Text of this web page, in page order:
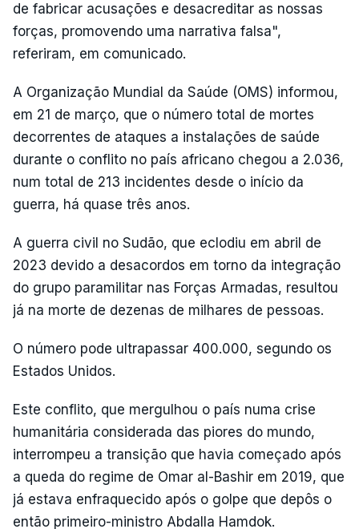
de fabricar acusações e desacreditar as nossas
forças, promovendo uma narrativa falsa",
referiram, em comunicado.
A Organização Mundial da Saúde (OMS) informou,
em 21 de março, que o número total de mortes
decorrentes de ataques a instalações de saúde
durante o conflito no país africano chegou a 2.036,
num total de 213 incidentes desde o início da
guerra, há quase três anos.
A guerra civil no Sudão, que eclodiu em abril de
2023 devido a desacordos em torno da integração
do grupo paramilitar nas Forças Armadas, resultou
já na morte de dezenas de milhares de pessoas.
O número pode ultrapassar 400.000, segundo os
Estados Unidos.
Este conflito, que mergulhou o país numa crise
humanitária considerada das piores do mundo,
interrompeu a transição que havia começado após
a queda do regime de Omar al-Bashir em 2019, que
já estava enfraquecido após o golpe que depôs o
então primeiro-ministro Abdalla Hamdok.